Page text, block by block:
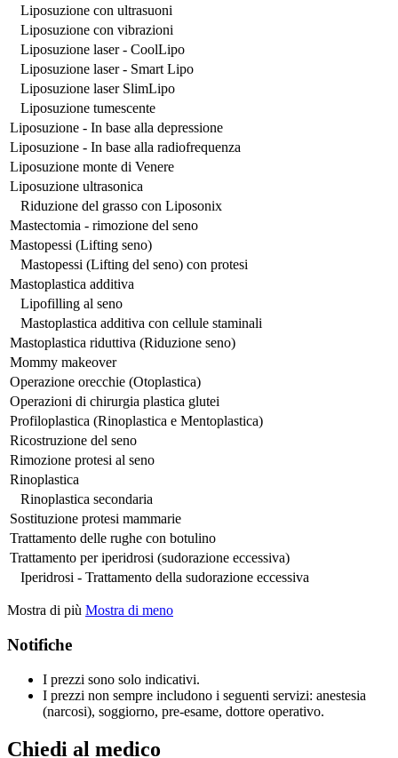
Liposuzione con ultrasuoni
Liposuzione con vibrazioni
Liposuzione laser - CoolLipo
Liposuzione laser - Smart Lipo
Liposuzione laser SlimLipo
Liposuzione tumescente
Liposuzione - In base alla depressione
Liposuzione - In base alla radiofrequenza
Liposuzione monte di Venere
Liposuzione ultrasonica
Riduzione del grasso con Liposonix
Mastectomia - rimozione del seno
Mastopessi (Lifting seno)
Mastopessi (Lifting del seno) con protesi
Mastoplastica additiva
Lipofilling al seno
Mastoplastica additiva con cellule staminali
Mastoplastica riduttiva (Riduzione seno)
Mommy makeover
Operazione orecchie (Otoplastica)
Operazioni di chirurgia plastica glutei
Profiloplastica (Rinoplastica e Mentoplastica)
Ricostruzione del seno
Rimozione protesi al seno
Rinoplastica
Rinoplastica secondaria
Sostituzione protesi mammarie
Trattamento delle rughe con botulino
Trattamento per iperidrosi (sudorazione eccessiva)
Iperidrosi - Trattamento della sudorazione eccessiva
Mostra di più Mostra di meno
Notifiche
I prezzi sono solo indicativi.
I prezzi non sempre includono i seguenti servizi: anestesia
(narcosi), soggiorno, pre-esame, dottore operativo.
Chiedi al medico